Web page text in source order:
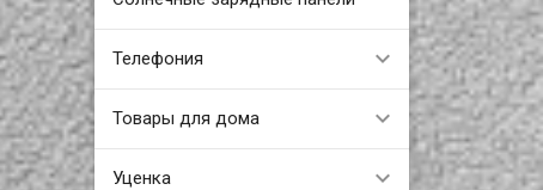
Телефония
Товары для дома
Уценка